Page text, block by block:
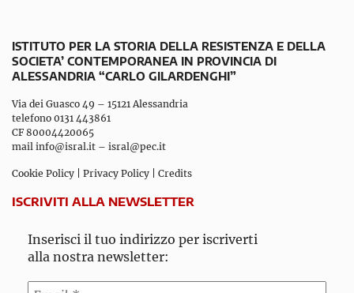
ISTITUTO PER LA STORIA DELLA RESISTENZA E DELLA
SOCIETA’ CONTEMPORANEA IN PROVINCIA DI
ALESSANDRIA “CARLO GILARDENGHI”
Via dei Guasco 49 – 15121 Alessandria
telefono 0131 443861
CF 80004420065
mail info@isral.it – isral@pec.it
Cookie Policy Privacy Policy Credits
ISCRIVITI ALLA NEWSLETTER
Inserisci il tuo indirizzo per iscriverti
alla nostra newsletter: